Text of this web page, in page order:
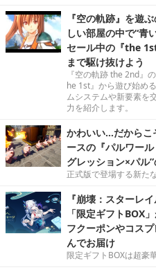
『空の軌跡』を遊
しい部屋の中で“青
セール中の『the
まで駆け抜けよう
『空の軌跡 the 2nd』
he 1st』から遊び始め
ムシステムや新要素を
力を紹介します。
かわいい…だからこ
ースの『パルワー
グレッション×パル
正式版で登場する新た
『崩壊：スターレ
「限定ギフトBOX
フクーポンやコス
んでお届け
限定ギフトBOXは超豪